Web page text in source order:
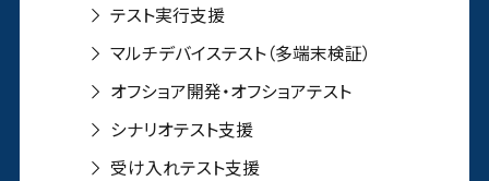
テスト実行支援
マルチデバイステスト（多端末検証）
オフショア開発・オフショアテスト
シナリオテスト支援
受け入れテスト支援